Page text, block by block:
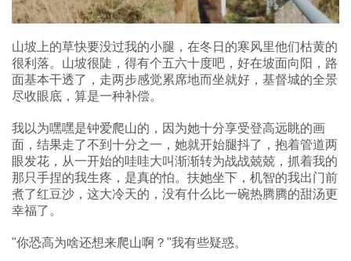
山坡上的草快要没过我的小腿，在冬日的寒风里他们枯黄的
很利落。山坡很陡，得有个五六十度吧，好在坡面向阳，路
面基本干透了，走两步感觉累席地而坐就好，基督城的全景
尽收眼底，算是一种补偿。
我以为嘿嘿是钟爱爬山的，因为她十分享受登高远眺的画
面，结果走了不到十分之一，她就开始腿抖了，抱着管道两
眼发花，从一开始的哇哇大叫渐渐转为战战兢兢，抓着我的
那只手捏的我生疼，是真的怕。扶她坐下，机智的我出门前
煮了红豆沙，这大冷天的，没有什么比一碗热腾腾的甜汤更
幸福了。
"你恐高为啥还想来爬山啊？"我有些疑惑。